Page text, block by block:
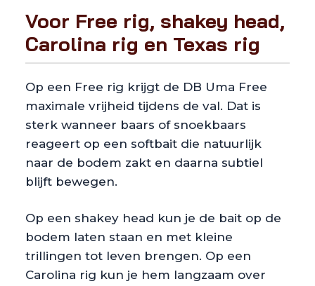
Voor Free rig, shakey head,
Carolina rig en Texas rig
Op een Free rig krijgt de DB Uma Free
maximale vrijheid tijdens de val. Dat is
sterk wanneer baars of snoekbaars
reageert op een softbait die natuurlijk
naar de bodem zakt en daarna subtiel
blijft bewegen.
Op een shakey head kun je de bait op de
bodem laten staan en met kleine
trillingen tot leven brengen. Op een
Carolina rig kun je hem langzaam over